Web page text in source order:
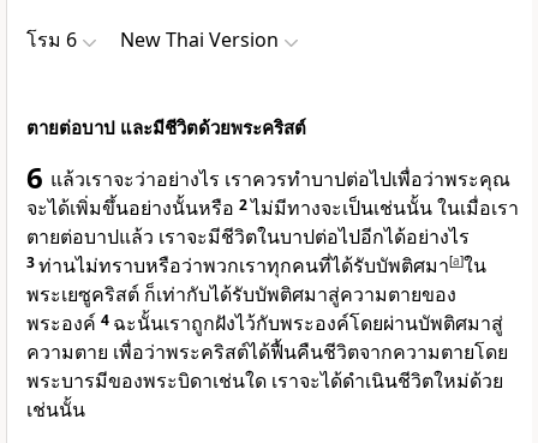
โรม 6 New Thai Version
ตายต่อบาป และมีชีวิตด้วยพระคริสต์
6 แล้วเราจะว่าอย่างไร เราควรทำบาปต่อไปเพื่อว่าพระคุณ
จะได้เพิ่มขึ้นอย่างนั้นหรือ 2ไม่มีทางจะเป็นเช่นนั้น ในเมื่อเรา
ตายต่อบาปแล้ว เราจะมีชีวิตในบาปต่อไปอีกได้อย่างไร
3ท่านไม่ทราบหรือว่าพวกเราทุกคนที่ได้รับบัพติศมา[a]ใน
พระเยซูคริสต์ ก็เท่ากับได้รับบัพติศมาสู่ความตายของ
พระองค์ 4 ฉะนั้นเราถูกฝังไว้กับพระองค์โดยผ่านบัพติศมาสู่
ความตาย เพื่อว่าพระคริสต์ได้ฟื้นคืนชีวิตจากความตายโดย
พระบารมีของพระบิดาเช่นใด เราจะได้ดำเนินชีวิตใหม่ด้วย
เช่นนั้น